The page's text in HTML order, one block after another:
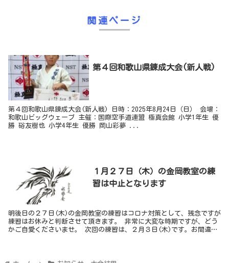
関連ページ
​第４回和歌山県錬成大会(新人戦)
第４回和歌山県錬成大会(新人戦) 日時：2025年8月24日（日） 会場：
和歌山ビッグウェーブ 主催：国際空手道連盟 極真会館 小学1年生 優
勝 硲友樹也 小学4年生 優勝 岡山彩夢 ...
１月２７日（木）の金岡教室の練
習は中止となります
明後日の２７日(木)の金岡教室の練習はコロナ対策として、残念ですが
練習はお休みと判断させて頂きます。 非常に大変な時期ですが、どう
かご自愛くださいませ。 次回の練習は、２月３日(木)です。お間違い